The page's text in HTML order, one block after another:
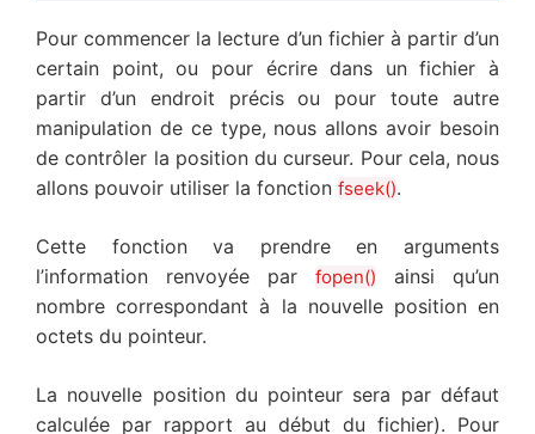
Pour commencer la lecture d’un fichier à partir d’un
certain point, ou pour écrire dans un fichier à
partir d’un endroit précis ou pour toute autre
manipulation de ce type, nous allons avoir besoin
de contrôler la position du curseur. Pour cela, nous
allons pouvoir utiliser la fonction fseek().
Cette fonction va prendre en arguments
l’information renvoyée par fopen() ainsi qu’un
nombre correspondant à la nouvelle position en
octets du pointeur.
La nouvelle position du pointeur sera par défaut
calculée par rapport au début du fichier). Pour